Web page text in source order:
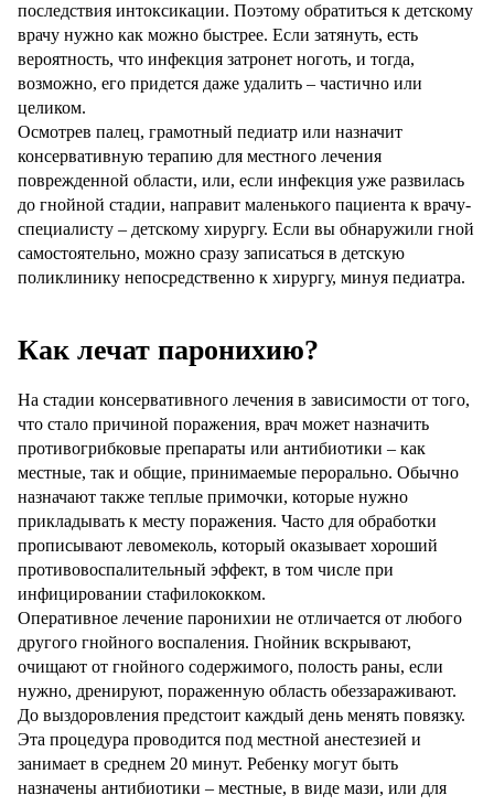
последствия интоксикации. Поэтому обратиться к детскому
врачу нужно как можно быстрее. Если затянуть, есть
вероятность, что инфекция затронет ноготь, и тогда,
возможно, его придется даже удалить – частично или
целиком.
Осмотрев палец, грамотный педиатр или назначит
консервативную терапию для местного лечения
поврежденной области, или, если инфекция уже развилась
до гнойной стадии, направит маленького пациента к врачу-
специалисту – детскому хирургу. Если вы обнаружили гной
самостоятельно, можно сразу записаться в детскую
поликлинику непосредственно к хирургу, минуя педиатра.
Как лечат паронихию?
На стадии консервативного лечения в зависимости от того,
что стало причиной поражения, врач может назначить
противогрибковые препараты или антибиотики – как
местные, так и общие, принимаемые перорально. Обычно
назначают также теплые примочки, которые нужно
прикладывать к месту поражения. Часто для обработки
прописывают левомеколь, который оказывает хороший
противовоспалительный эффект, в том числе при
инфицировании стафилококком.
Оперативное лечение паронихии не отличается от любого
другого гнойного воспаления. Гнойник вскрывают,
очищают от гнойного содержимого, полость раны, если
нужно, дренируют, пораженную область обеззараживают.
До выздоровления предстоит каждый день менять повязку.
Эта процедура проводится под местной анестезией и
занимает в среднем 20 минут. Ребенку могут быть
назначены антибиотики – местные, в виде мази, или для